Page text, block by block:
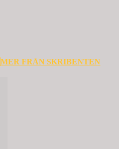
MER FRÅN SKRIBENTEN